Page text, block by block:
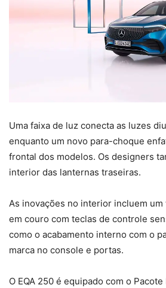
Uma faixa de luz conecta as luzes
enquanto um novo para-choque
frontal dos modelos. Os designers
interior das lanternas traseiras.
As inovações no interior incluem
em couro com teclas de controle
como o acabamento interno com o
marca no console e portas.
O EQA 250 é equipado com o